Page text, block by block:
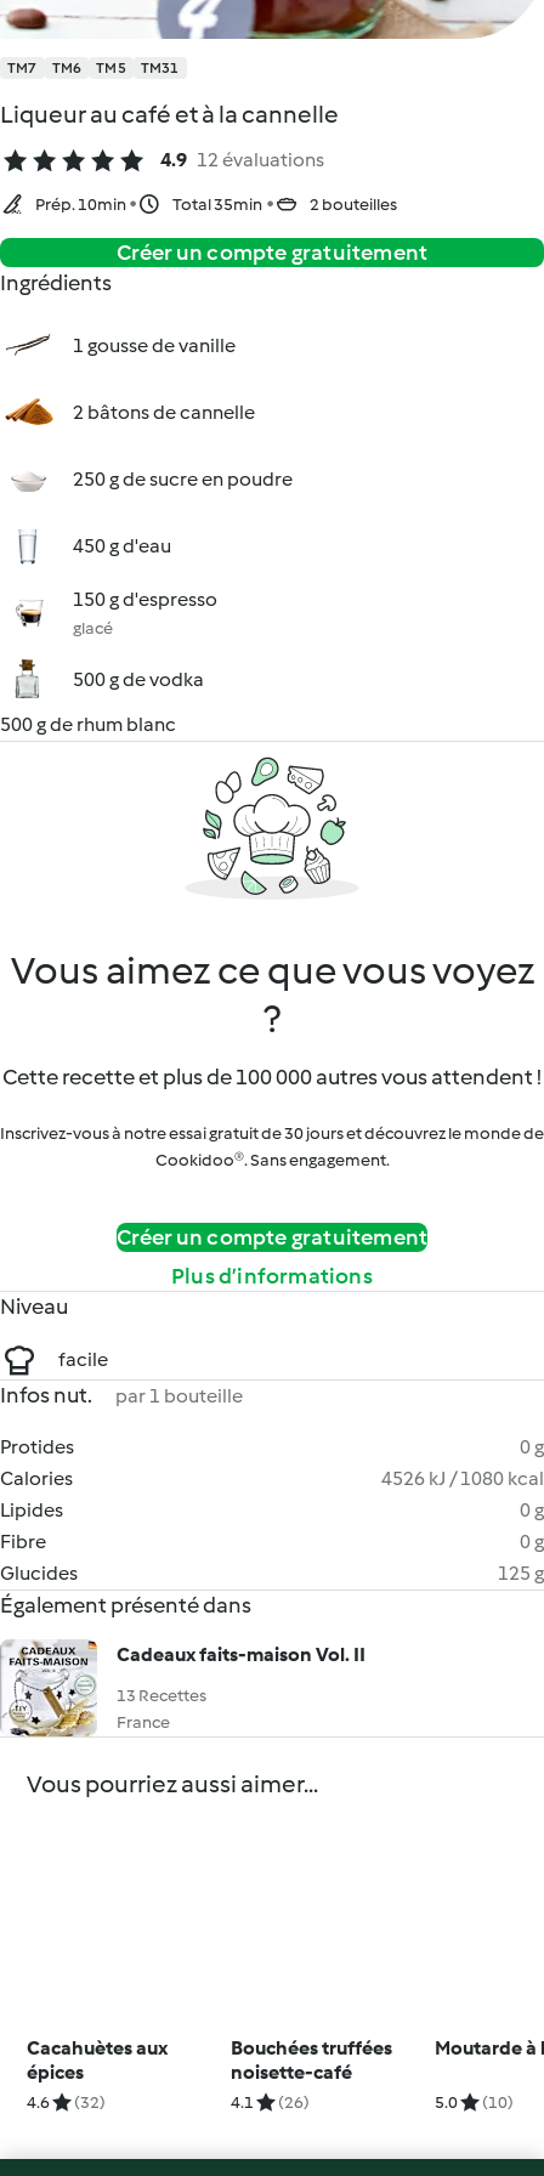
TM7 TM6 TM5 TM31
Liqueur au café et à la cannelle
4.9 12 évaluations
Prép. 10min Total 35min 2 bouteilles
Créer un compte gratuitement
Ingrédients
1 gousse de vanille
2 bâtons de cannelle
250 g de sucre en poudre
450 g d'eau
150 g d'espresso
glacé
500 g de vodka
500 g de rhum blanc
Vous aimez ce que vous voyez
?
Cette recette et plus de 100 000 autres vous attendent !
Inscrivez-vous à notre essai gratuit de 30 jours et découvrez le monde de
Cookidoo®. Sans engagement.
Créer un compte gratuitement
Plus d’informations
Niveau
facile
Infos nut. par 1 bouteille
Protides
0 g
Calories
4526 kJ / 1080 kcal
Lipides
0 g
Fibre
0 g
Glucides
125 g
Également présenté dans
Cadeaux faits-maison Vol. II
13 Recettes
France
Vous pourriez aussi aimer...
Cacahuètes aux
épices
4.6 (32)
Bouchées truffées
noisette-café
4.1 (26)
Moutarde à
5.0 (10)